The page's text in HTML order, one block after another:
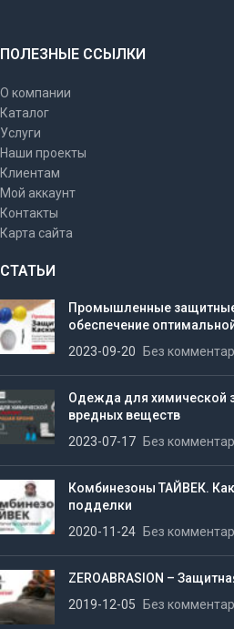
ПОЛЕЗНЫЕ ССЫЛКИ
О компании
Каталог
Услуги
Наши проекты
Клиентам
Мой аккаунт
Контакты
Карта сайта
СТАТЬИ
Промышленные
обеспечение
2023-09-20
Без
Одежда для химической
вредных веществ
2023-07-17
Без
Комбинезоны ТАЙВЕК.
подделки
2020-11-24
Без
ZEROABRASION –
2019-12-05
Без